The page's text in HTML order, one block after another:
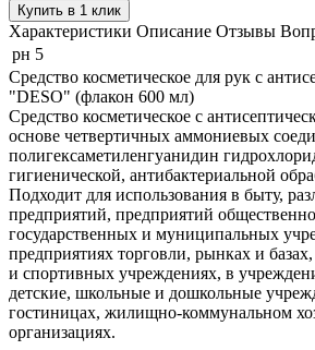
Купить в 1 клик
Характеристики Описание Отзывы
рн 5
Средство косметическое для рук с
"DESO" (флакон 600 мл)
Средство косметическое с
основе четвертичных аммониевых
полигексаметиленгуанидин
гигиенической, антибактериальной
Подходит для использования в быту,
предприятий, предприятий
государственных и муниципальных
предприятиях торговли, рынках и
и спортивных учреждениях, в
детские, школьные и дошкольные
гостиницах, жилищно-коммунальном
организациях.